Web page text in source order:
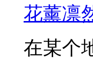
花薰凛
在某个